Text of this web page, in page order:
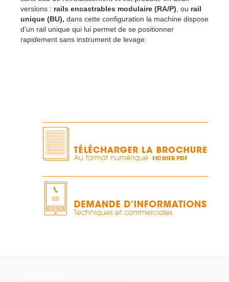
versions : rails encastrables modulaire (RA/P) , ou rail
unique (BU), dans cette configuration la machine dispose
d’un rail unique qui lui permet de se positionner
rapidement sans instrument de levage.